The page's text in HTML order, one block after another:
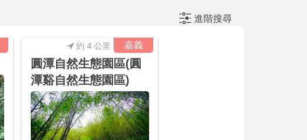
進階搜尋
嘉義
約 4 公里
圓潭自然生態園區(圓
潭谿自然生態園區)